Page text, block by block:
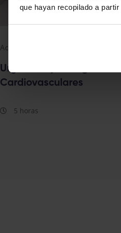
que hayan recopilado a
Acreditados
Urgencias y Emergencias
Cardiovasculares
5 horas